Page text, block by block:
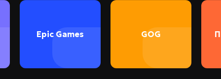
Epic Games GOG